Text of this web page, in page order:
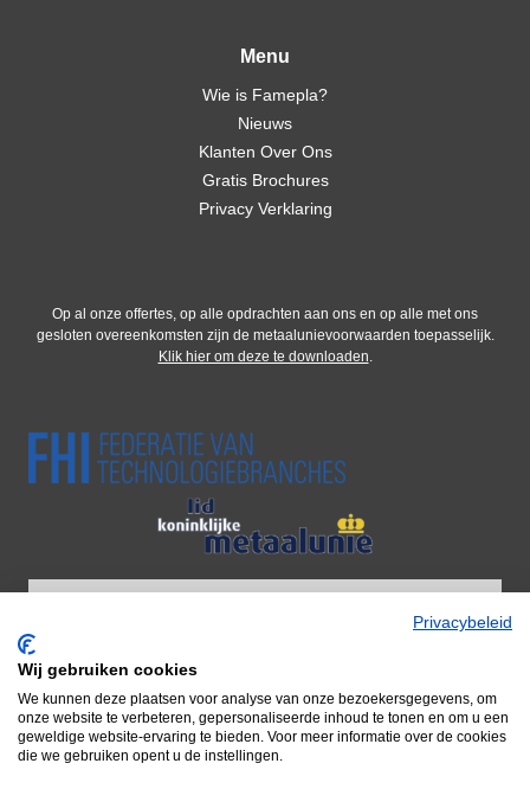
Menu
Wie is Famepla?
Nieuws
Klanten Over Ons
Gratis Brochures
Privacy Verklaring
Op al onze offertes, op alle opdrachten aan ons en op alle met ons
gesloten overeenkomsten zijn de metaalunievoorwaarden toepasselijk.
Klik hier om deze te downloaden.
Wij zijn onderdeel van Adiform BV
Door naar Adiform
Privacybeleid
Wij gebruiken cookies
We kunnen deze plaatsen voor analyse van onze bezoekersgegevens, om
onze website te verbeteren, gepersonaliseerde inhoud te tonen en om u een
geweldige website-ervaring te bieden. Voor meer informatie over de cookies
die we gebruiken opent u de instellingen.